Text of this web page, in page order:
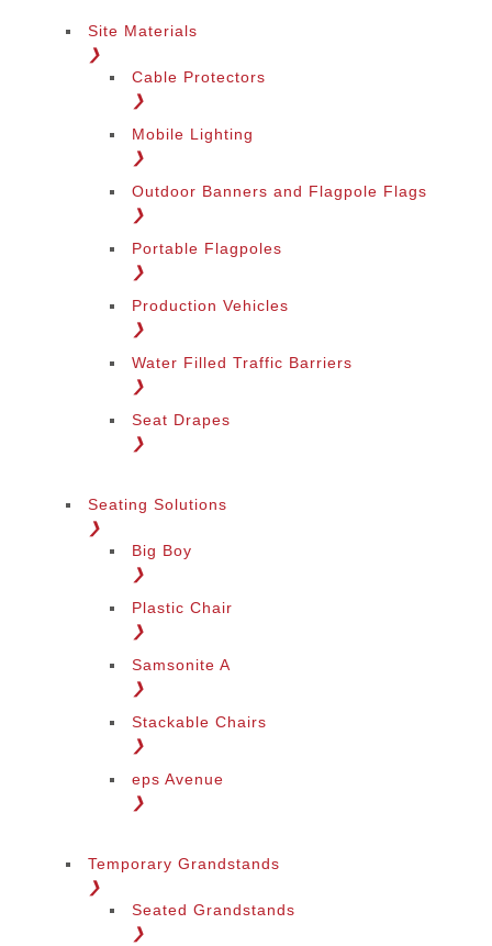
Site Materials
❯
Cable Protectors
❯
Mobile Lighting
❯
Outdoor Banners and Flagpole Flags
❯
Portable Flagpoles
❯
Production Vehicles
❯
Water Filled Traffic Barriers
❯
Seat Drapes
❯
Seating Solutions
❯
Big Boy
❯
Plastic Chair
❯
Samsonite A
❯
Stackable Chairs
❯
eps Avenue
❯
Temporary Grandstands
❯
Seated Grandstands
❯